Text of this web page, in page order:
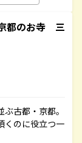
都のお寺 三
古都・京都。
くのに役立つ一